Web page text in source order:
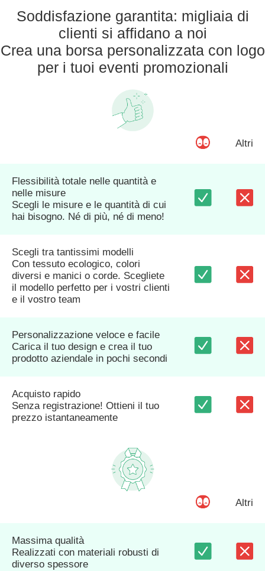
Soddisfazione garantita: migliaia di
clienti si affidano a noi
Crea una borsa personalizzata con logo
per i tuoi eventi promozionali
Altri
Flessibilità totale nelle quantità e
nelle misure
Scegli le misure e le quantità di cui
hai bisogno. Né di più, né di meno!
Scegli tra tantissimi modelli
Con tessuto ecologico, colori
diversi e manici o corde. Scegliete
il modello perfetto per i vostri clienti
e il vostro team
Personalizzazione veloce e facile
Carica il tuo design e crea il tuo
prodotto aziendale in pochi secondi
Acquisto rapido
Senza registrazione! Ottieni il tuo
prezzo istantaneamente
Altri
Massima qualità
Realizzati con materiali robusti di
diverso spessore